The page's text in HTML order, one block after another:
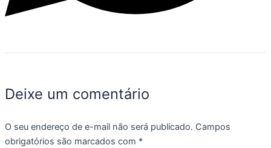
Deixe um comentário
O seu endereço de e-mail não será publicado. Campos
obrigatórios são marcados com *